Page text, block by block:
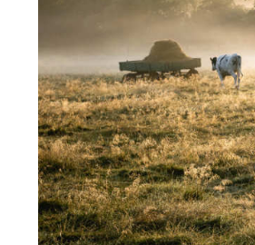
Zeskanten gaas
Boogjesgaas
Draadgaas
Horrengaas
Hoornaargaas
Carnavalsgaas
Rattengaas
Mollengaas